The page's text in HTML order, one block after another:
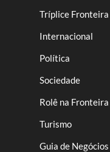
Tríplice Fronteira
Internacional
Política
Sociedade
Rolê na Fronteira
Turismo
Guia de Negócios